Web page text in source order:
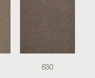
630